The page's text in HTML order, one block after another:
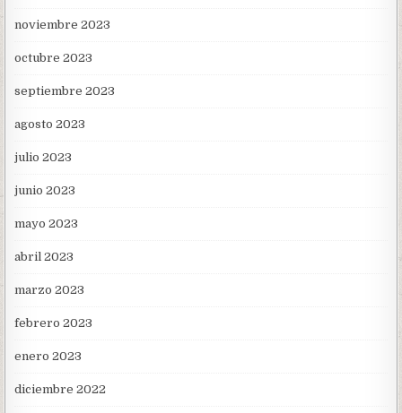
noviembre 2023
octubre 2023
septiembre 2023
agosto 2023
julio 2023
junio 2023
mayo 2023
abril 2023
marzo 2023
febrero 2023
enero 2023
diciembre 2022